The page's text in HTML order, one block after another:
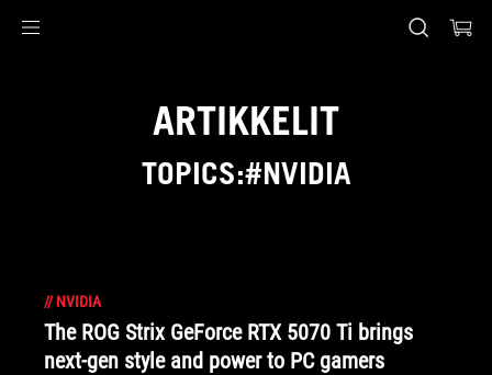
ARTIKKELIT
TOPICS:#NVIDIA
// NVIDIA
The ROG Strix GeForce RTX 5070 Ti brings
next-gen style and power to PC gamers